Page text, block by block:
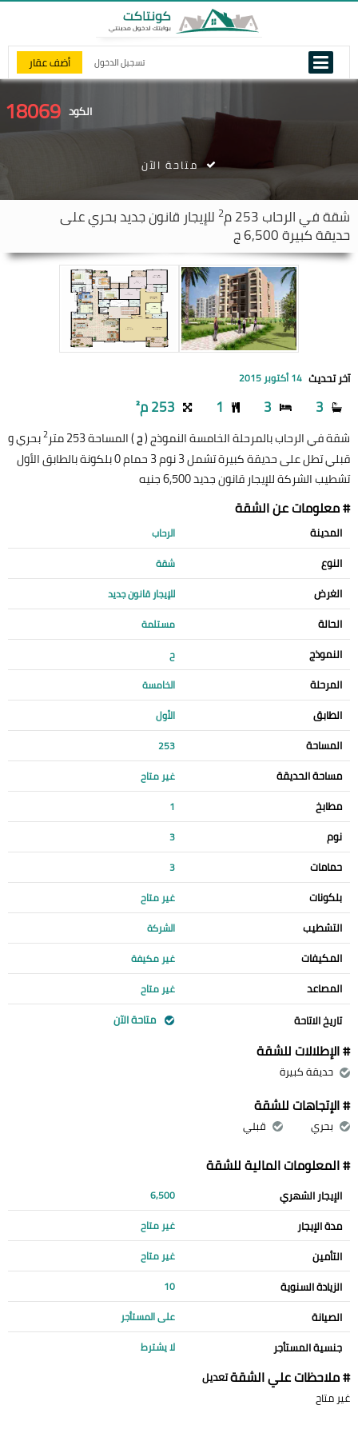
تسجيل الدخول أضف عقار
الكود 18069
شقة فيالرحاب 2 للإيجار قانون جديد بحري على
حديقة كبيرة 6,500 ج
متاحة الآن
آخر تحديث 14 أكتوبر 2015
3
3
1 253 م²
شقة في الرحاب بالمرحلة الخامسة النموذج (ح) المساحة 253 متر 2بحري و
قبلي تطل على حديقة كبيرة تشمل 3 نوم 3 حمام 0 بلكونة بالطابق الأول
تشطيب الشركة للإيجار قانون جديد 6,500 جنيه
# معلومات عن الشقة
المدينة الرحاب
النوع شقة
الغرض للإيجار قانون جديد
الحالة مستلمة
النموذج ح
المرحلة الخامسة
الطابق الأول
المساحة 253
مساحة الحديقة غير متاح
مطابخ 1
نوم 3
حمامات 3
بلكونات غير متاح
التشطيب الشركة
المكيفات غير مكيفة
المصاعد غير متاح
تاريخ الاتاحة متاحة الآن
# الإطلالات للشقة
حديقة كبيرة
# الإتجاهات للشقة
بحري قبلي
# المعلومات المالية للشقة
الإيجار الشهري 6,500
مدة الإيجار غير متاح
التأمين غير متاح
الزيادة السنوية 10
الصيانة على المستأجر
جنسية المستأجر لا يشترط
# ملاحظات علي الشقةتعديل
غير متاح